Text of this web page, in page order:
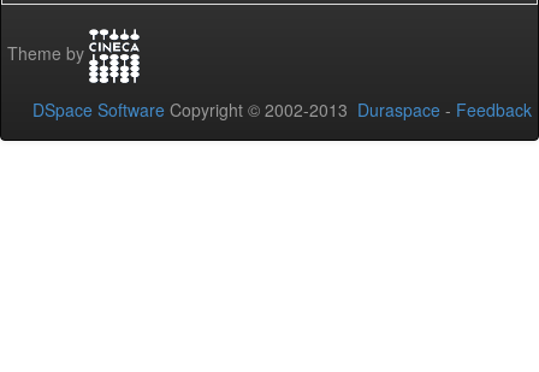
Theme by
DSpace Software Copyright © 2002-2013 Duraspace - Feedback